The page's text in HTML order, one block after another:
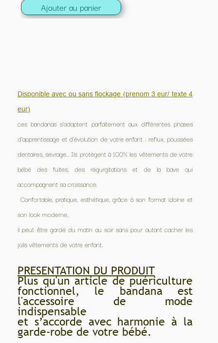
Ajouter au panier
Disponible avec ou sans flockage (prenom 3 eur/ texte 4
eur)
ces bandanas s’adaptent parfaitement aux différentes phases
d’apprentissage et d’évolution de votre enfant : reflux, poussées
dentaires, sevrage... Ils protègent à 100% les vêtements de votre
bébé des fuites, des régurgitations et de la bave qui
accompagnent sa croissance.
Confortable, pratique, esthétique, grâce à son format idoine et
son look moderne,
il peut être gardé du matin au soir sans pour autant cacher les
jolis vêtements de votre enfant.
PRESENTATION DU PRODUIT
Plus qu'un article de puériculture
fonctionnel, le bandana est
l'accessoire de mode
indispensable
et s’accorde avec harmonie à la
garde-robe de votre bébé.